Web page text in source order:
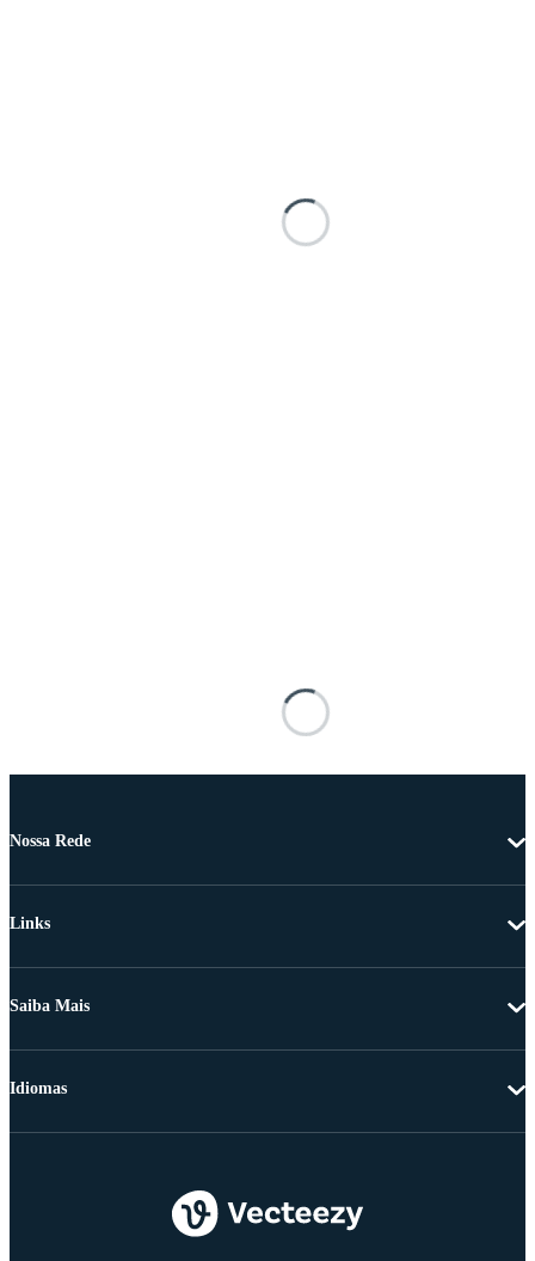
Nossa Rede
Links
Saiba Mais
Idiomas